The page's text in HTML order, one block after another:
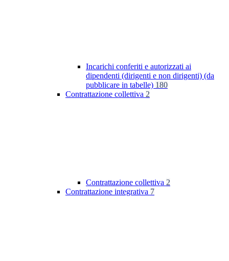
Incarichi conferiti e autorizzati ai
dipendenti (dirigenti e non dirigenti) (da
pubblicare in tabelle) 180
Contrattazione collettiva 2
Contrattazione collettiva 2
Contrattazione integrativa 7